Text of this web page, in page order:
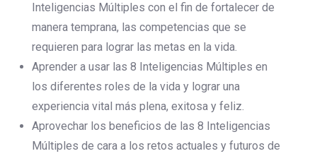
Inteligencias Múltiples con el fin de fortalecer de
manera temprana, las competencias que se
requieren para lograr las metas en la vida.
Aprender a usar las 8 Inteligencias Múltiples en
los diferentes roles de la vida y lograr una
experiencia vital más plena, exitosa y feliz.
Aprovechar los beneficios de las 8 Inteligencias
Múltiples de cara a los retos actuales y futuros de